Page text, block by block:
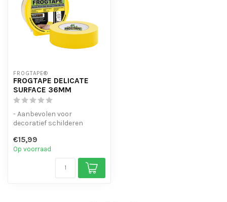
FROGTAPE®
FROGTAPE DELICATE
SURFACE 36MM
- Aanbevolen voor
decoratief schilderen
lijnen/afscheidingen door...
€15,99
Op voorraad